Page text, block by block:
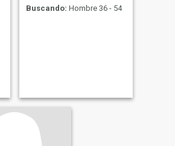
Buscando: Hombre 36 - 54